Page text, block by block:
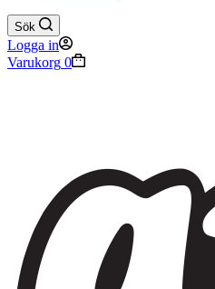
Sök
Logga in
Varukorg 0